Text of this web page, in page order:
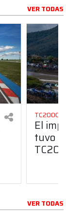
VER TODAS
TC2000
El
tuvo
VER TODAS